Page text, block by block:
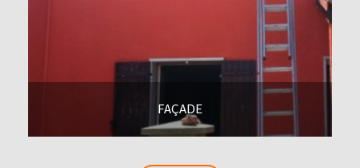
FAÇADE